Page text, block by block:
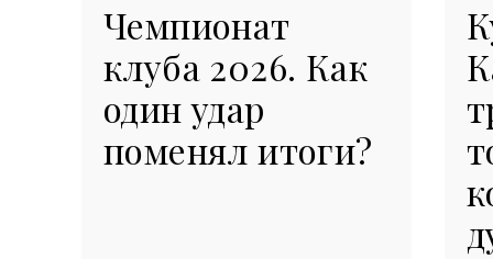
Чемпионат
клуба 2026. Как
один удар
поменял итоги?